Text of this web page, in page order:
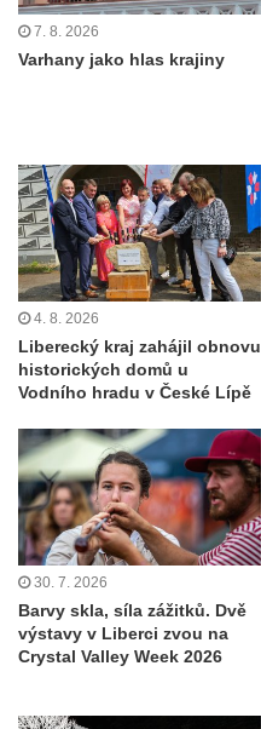
7. 8. 2026
Varhany jako hlas krajiny
4. 8. 2026
Liberecký kraj zahájil obnovu
historických domů u
Vodního hradu v České Lípě
30. 7. 2026
Barvy skla, síla zážitků. Dvě
výstavy v Liberci zvou na
Crystal Valley Week 2026